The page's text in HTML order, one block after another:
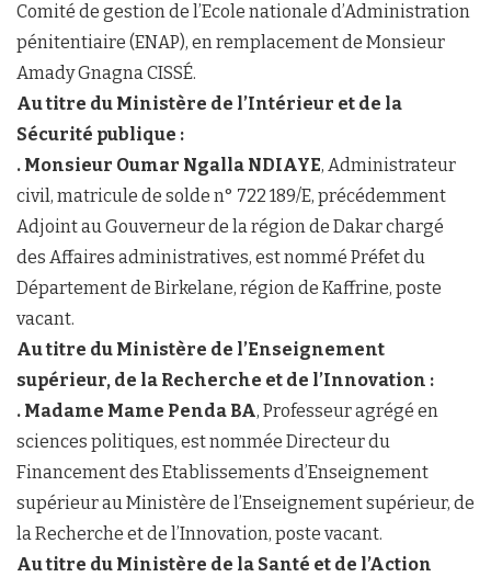
Comité de gestion de l’Ecole nationale d’Administration
pénitentiaire (ENAP), en remplacement de Monsieur
Amady Gnagna CISSÉ.
Au titre du Ministère de l’Intérieur et de la
Sécurité publique :
. Monsieur Oumar Ngalla NDIAYE, Administrateur
civil, matricule de solde n° 722 189/E, précédemment
Adjoint au Gouverneur de la région de Dakar chargé
des Affaires administratives, est nommé Préfet du
Département de Birkelane, région de Kaffrine, poste
vacant.
Au titre du Ministère de l’Enseignement
supérieur, de la Recherche et de l’Innovation :
. Madame Mame Penda BA, Professeur agrégé en
sciences politiques, est nommée Directeur du
Financement des Etablissements d’Enseignement
supérieur au Ministère de l’Enseignement supérieur, de
la Recherche et de l’Innovation, poste vacant.
Au titre du Ministère de la Santé et de l’Action